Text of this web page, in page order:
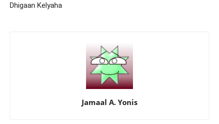
Dhigaan Kelyaha
Jamaal A. Yonis